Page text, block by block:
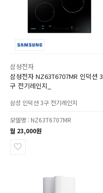
삼성전자
삼성전자 NZ63T6707MR 인덕션 3
구 전기레인지_
삼성 인덕션 3구 전기레인지
모델명 : NZ63T6707MR
월 23,000원